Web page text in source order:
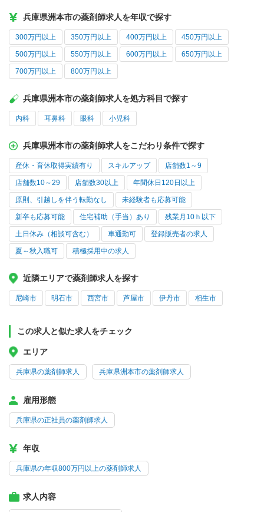
兵庫県洲本市の薬剤師求人を年収で探す
300万円以上 350万円以上 400万円以上 450万円以上
500万円以上 550万円以上 600万円以上 650万円以上
700万円以上 800万円以上
兵庫県洲本市の薬剤師求人を処方科目で探す
内科 耳鼻科 眼科 小児科
兵庫県洲本市の薬剤師求人をこだわり条件で探す
産休・育休取得実績有り スキルアップ 店舗数1～9
店舗数10～29 店舗数30以上 年間休日120日以上
原則、引越しを伴う転勤なし 未経験者も応募可能
新卒も応募可能 住宅補助（手当）あり 残業月10ｈ以下
土日休み（相談可含む） 車通勤可 登録販売者の求人
夏～秋入職可 積極採用中の求人
近隣エリアで薬剤師求人を探す
尼崎市 明石市 西宮市 芦屋市 伊丹市 相生市
この求人と似た求人をチェック
エリア
兵庫県の薬剤師求人 兵庫県洲本市の薬剤師求人
雇用形態
兵庫県の正社員の薬剤師求人
年収
兵庫県の年収800万円以上の薬剤師求人
求人内容